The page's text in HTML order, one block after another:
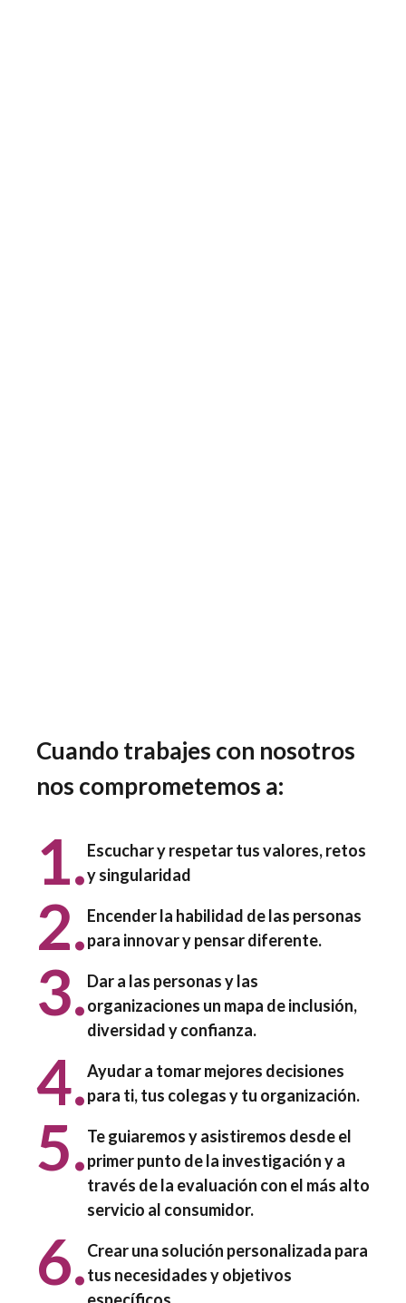
Cuando trabajes con nosotros
nos comprometemos a:
1.Escuchar y respetar tus valores, retos
y singularidad
2.Encender la habilidad de las personas
para innovar y pensar diferente.
3.Dar a las personas y las
organizaciones un mapa de inclusión,
diversidad y confianza.
4.Ayudar a tomar mejores decisiones
para ti, tus colegas y tu organización.
5.Te guiaremos y asistiremos desde el
primer punto de la investigación y a
través de la evaluación con el más alto
servicio al consumidor.
6.Crear una solución personalizada para
tus necesidades y objetivos
específicos.